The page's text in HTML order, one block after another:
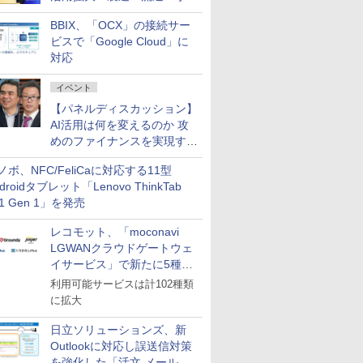
企業・広告代理店などが実装
フェーズへ
BBIX、「OCX」の接続サー
ビスで「Google Cloud」に
対応
イベント
【パネルディスカッション】
AI活用は何を変えるのか 攻
めのファイナンスを実現する
業務設計とマインドセット変
革
ボ、NFC/FeliCaに対応する11型
タブレット「Lenovo ThinkTab
Gen 1」を発売
レコモット、「moconavi
LGWANクラウドゲートウェ
イサービス」で新たに5種類
のサービスと連携開始
利用可能サービスは計102種類
に拡大
日立ソリューションズ、新
Outlookに対応し誤送信対策